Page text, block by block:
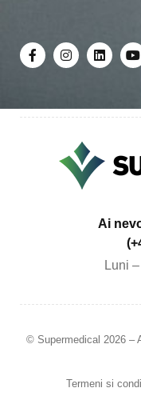
Ai
Luni
© Supermedical 2026 –
Termeni si